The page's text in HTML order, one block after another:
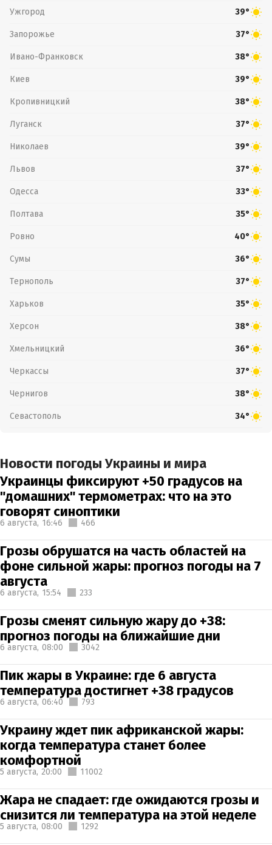
Ужгород 39°
Запорожье 37°
Ивано-Франковск 38°
Киев 39°
Кропивницкий 38°
Луганск 37°
Николаев 39°
Львов 37°
Одесса 33°
Полтава 35°
Ровно 40°
Сумы 36°
Тернополь 37°
Харьков 35°
Херсон 38°
Хмельницкий 36°
Черкассы 37°
Чернигов 38°
Севастополь 34°
Новости погоды Украины и мира
Украинцы фиксируют +50 градусов на
"домашних" термометрах: что на это
говорят синоптики
6 августа, 16:46 466
Грозы обрушатся на часть областей на
фоне сильной жары: прогноз погоды на 7
августа
6 августа, 15:54 233
Грозы сменят сильную жару до +38:
прогноз погоды на ближайшие дни
6 августа, 08:00 3042
Пик жары в Украине: где 6 августа
температура достигнет +38 градусов
6 августа, 06:40 793
Украину ждет пик африканской жары:
когда температура станет более
комфортной
5 августа, 20:00 11002
Жара не спадает: где ожидаются грозы и
снизится ли температура на этой неделе
5 августа, 08:00 1292